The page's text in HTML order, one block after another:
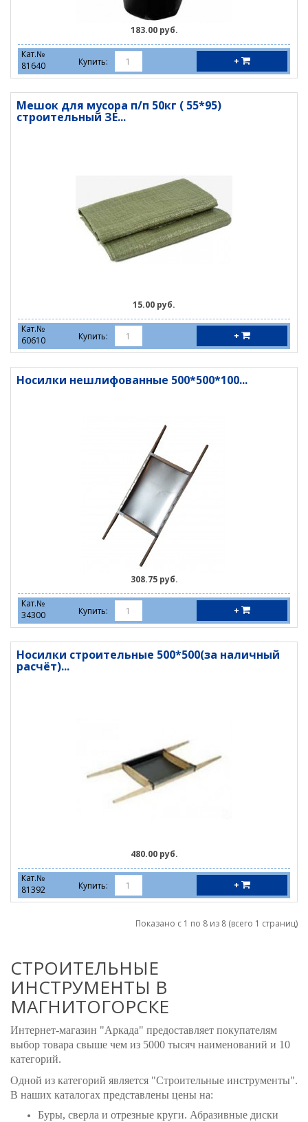
183.00 руб.
Кат.№
81640
Купить: +
Мешок для мусора п/п 50кг ( 55*95)
строительный ЗЕ...
15.00 руб.
Кат.№
60610
Купить: +
Носилки нешлифованные 500*500*100...
308.75 руб.
Кат.№
34300
Купить: +
Носилки строительные 500*500(за наличный
расчёт)...
480.00 руб.
Кат.№
81392
Купить: +
Показано с 1 по 8 из 8 (всего 1 страниц)
СТРОИТЕЛЬНЫЕ
ИНСТРУМЕНТЫ В
МАГНИТОГОРСКЕ
Интернет-магазин "Аркада" предоставляет покупателям
выбор товара свыше чем из 5000 тысяч наименований и 10
категорий.
Одной из категорий является "Строительные инструменты".
В наших каталогах представлены цены на:
Буры, сверла и отрезные круги. Абразивные диски